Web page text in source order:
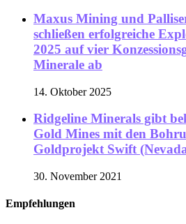
Maxus Mining und
schließen erfolgreiche
2025 auf vier
Minerale ab
14. Oktober 2025
Ridgeline Minerals gibt
Gold Mines mit den
Goldprojekt Swift
30. November 2021
Empfehlungen